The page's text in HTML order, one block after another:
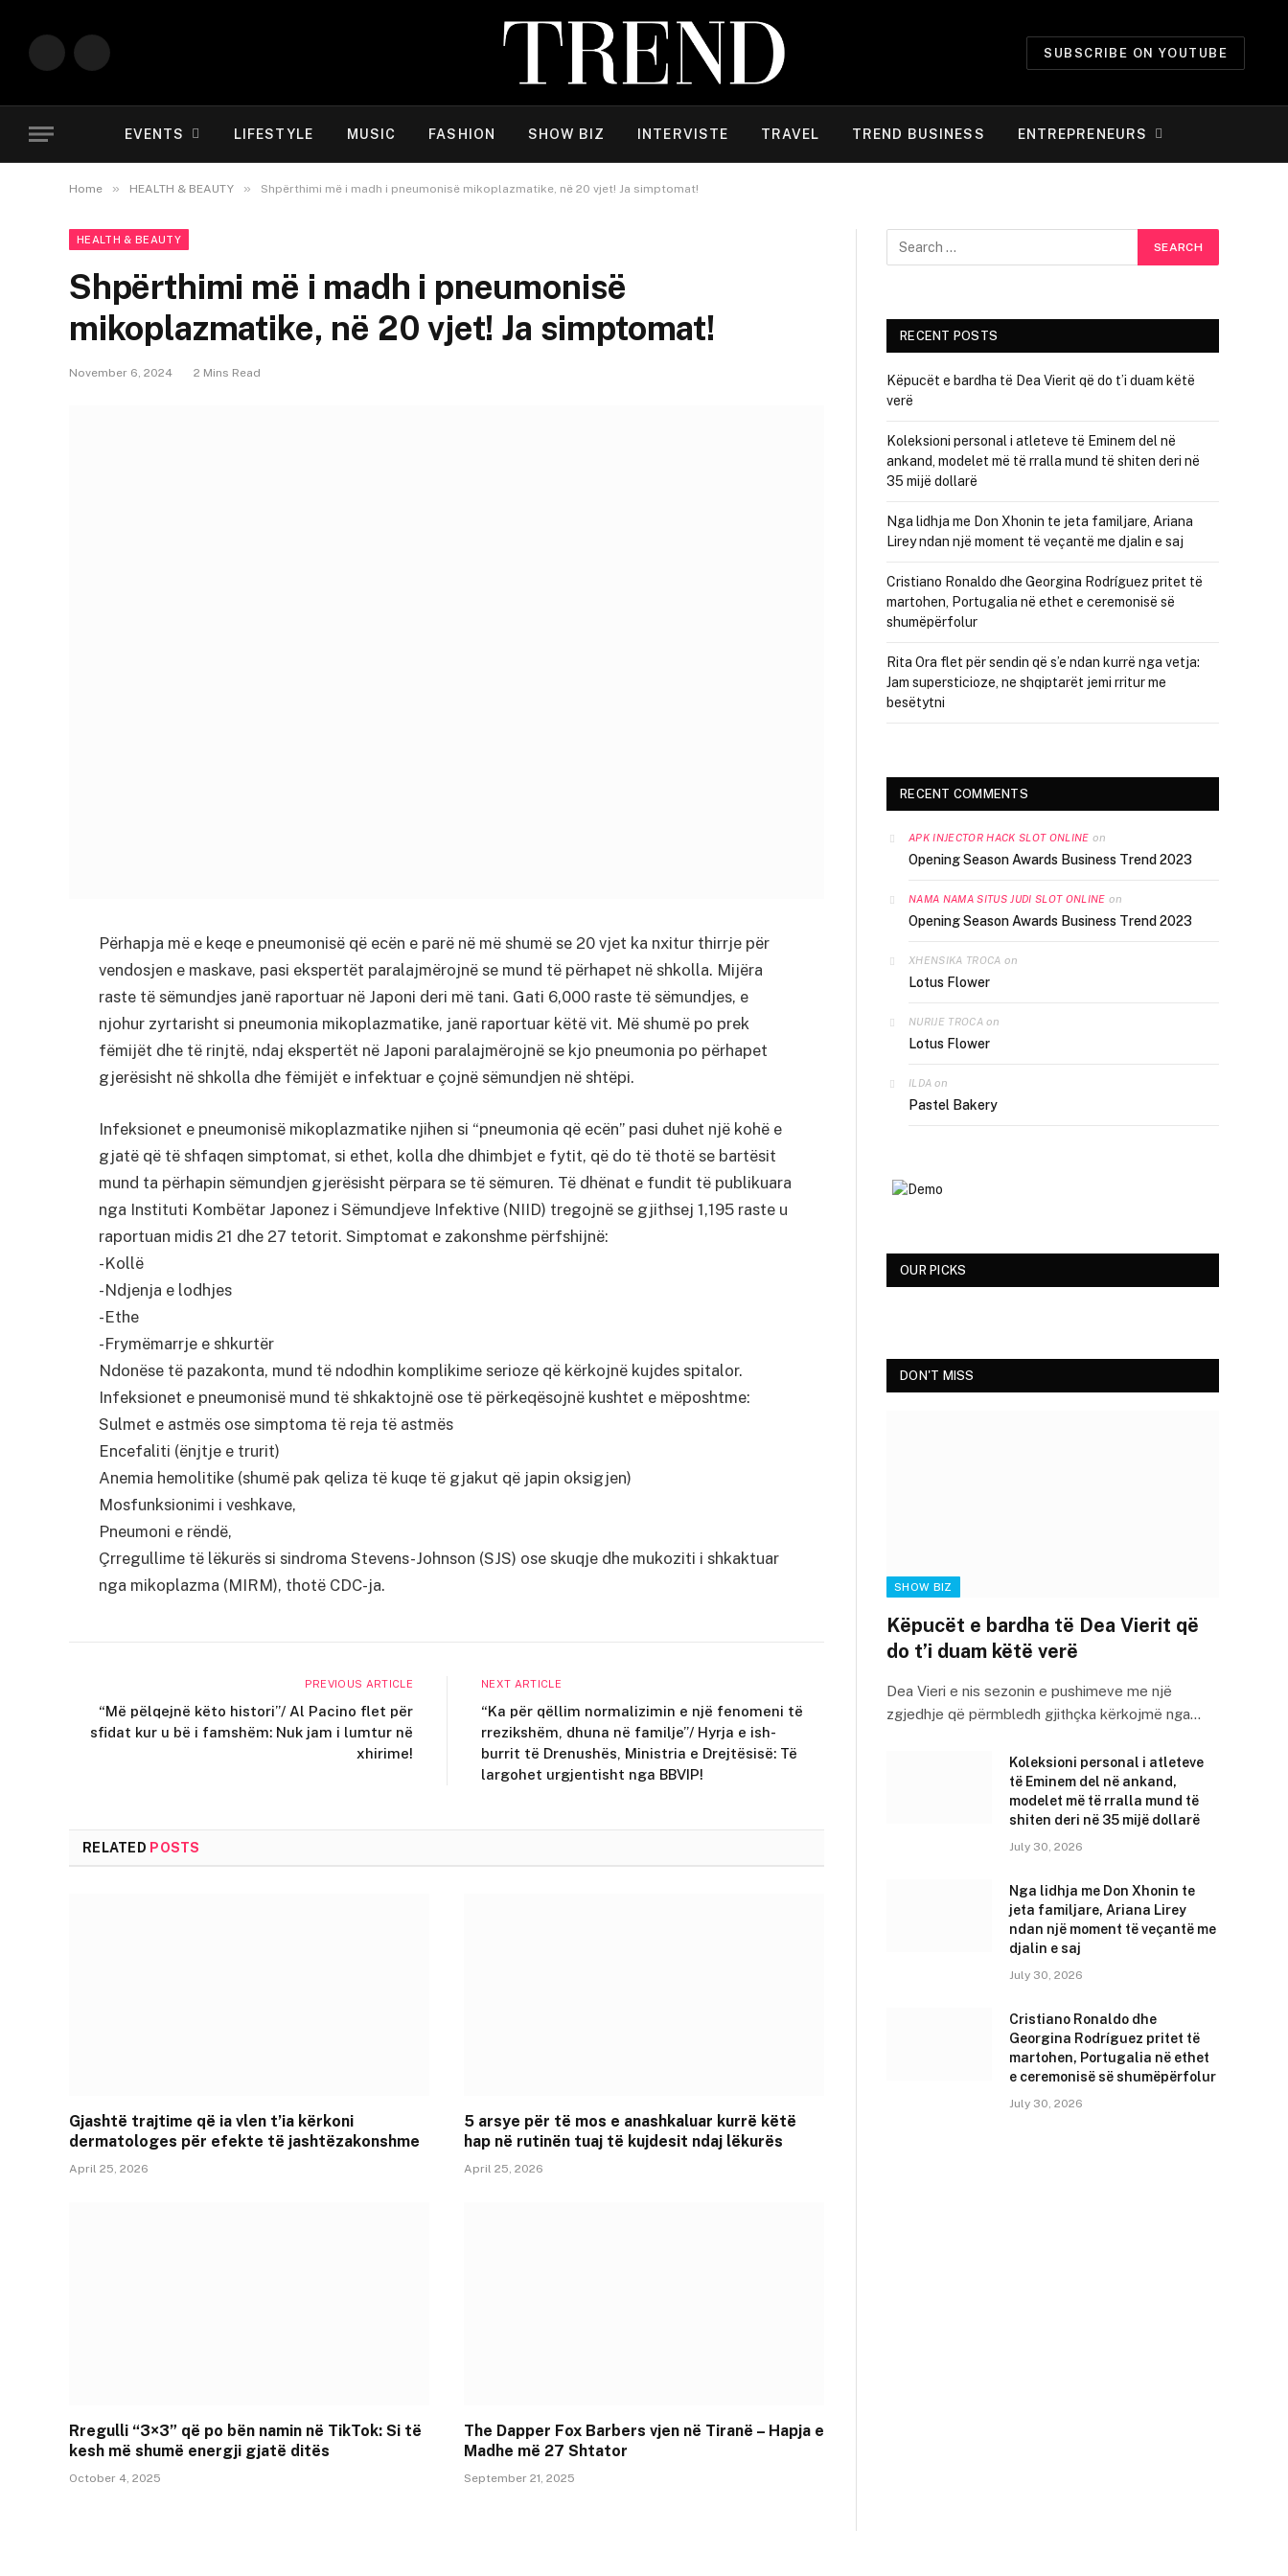
InstagramYouTube
SUBSCRIBE ON YOUTUBE
EVENTS LIFESTYLE MUSIC FASHION SHOW BIZ INTERVISTE TRAVEL TREND BUSINESS ENTREPRENEURS
Home » HEALTH & BEAUTY » Shpërthimi më i madh i pneumonisë mikoplazmatike, në 20 vjet! Ja simptomat!
HEALTH & BEAUTY
Shpërthimi më i madh i pneumonisë
mikoplazmatike, në 20 vjet! Ja simptomat!
November 6, 2024 2 Mins Read
Përhapja më e keqe e pneumonisë që ecën e parë në më shumë se 20 vjet ka nxitur thirrje për
vendosjen e maskave, pasi ekspertët paralajmërojnë se mund të përhapet në shkolla. Mijëra
raste të sëmundjes janë raportuar në Japoni deri më tani. Gati 6,000 raste të sëmundjes, e
njohur zyrtarisht si pneumonia mikoplazmatike, janë raportuar këtë vit. Më shumë po prek
fëmijët dhe të rinjtë, ndaj ekspertët në Japoni paralajmërojnë se kjo pneumonia po përhapet
gjerësisht në shkolla dhe fëmijët e infektuar e çojnë sëmundjen në shtëpi.
Infeksionet e pneumonisë mikoplazmatike njihen si “pneumonia që ecën” pasi duhet një kohë e
gjatë që të shfaqen simptomat, si ethet, kolla dhe dhimbjet e fytit, që do të thotë se bartësit
mund ta përhapin sëmundjen gjerësisht përpara se të sëmuren. Të dhënat e fundit të publikuara
nga Instituti Kombëtar Japonez i Sëmundjeve Infektive (NIID) tregojnë se gjithsej 1,195 raste u
raportuan midis 21 dhe 27 tetorit. Simptomat e zakonshme përfshijnë:
-Kollë
-Ndjenja e lodhjes
-Ethe
-Frymëmarrje e shkurtër
Ndonëse të pazakonta, mund të ndodhin komplikime serioze që kërkojnë kujdes spitalor.
Infeksionet e pneumonisë mund të shkaktojnë ose të përkeqësojnë kushtet e mëposhtme:
Sulmet e astmës ose simptoma të reja të astmës
Encefaliti (ënjtje e trurit)
Anemia hemolitike (shumë pak qeliza të kuqe të gjakut që japin oksigjen)
Mosfunksionimi i veshkave,
Pneumoni e rëndë,
Çrregullime të lëkurës si sindroma Stevens-Johnson (SJS) ose skuqje dhe mukoziti i shkaktuar
nga mikoplazma (MIRM), thotë CDC-ja.
PREVIOUS ARTICLE
“Më pëlqejnë këto histori”/ Al Pacino flet për
sfidat kur u bë i famshëm: Nuk jam i lumtur në
xhirime!
NEXT ARTICLE
“Ka për qëllim normalizimin e një fenomeni të
rrezikshëm, dhuna në familje”/ Hyrja e ish-
burrit të Drenushës, Ministria e Drejtësisë: Të
largohet urgjentisht nga BBVIP!
RELATED POSTS
Gjashtë trajtime që ia vlen t’ia kërkoni
dermatologes për efekte të jashtëzakonshme
April 25, 2026
5 arsye për të mos e anashkaluar kurrë këtë
hap në rutinën tuaj të kujdesit ndaj lëkurës
April 25, 2026
Rregulli “3×3” që po bën namin në TikTok: Si të
kesh më shumë energji gjatë ditës
October 4, 2025
The Dapper Fox Barbers vjen në Tiranë – Hapja e
Madhe më 27 Shtator
September 21, 2025
RECENT POSTS
Këpucët e bardha të Dea Vierit që do t’i duam këtë
verë
Koleksioni personal i atleteve të Eminem del në
ankand, modelet më të rralla mund të shiten deri në
35 mijë dollarë
Nga lidhja me Don Xhonin te jeta familjare, Ariana
Lirey ndan një moment të veçantë me djalin e saj
Cristiano Ronaldo dhe Georgina Rodríguez pritet të
martohen, Portugalia në ethet e ceremonisë së
shumëpërfolur
Rita Ora flet për sendin që s’e ndan kurrë nga vetja:
Jam supersticioze, ne shqiptarët jemi rritur me
besëtytni
RECENT COMMENTS
APK INJECTOR HACK SLOT ONLINE on
Opening Season Awards Business Trend 2023
NAMA NAMA SITUS JUDI SLOT ONLINE on
Opening Season Awards Business Trend 2023
XHENSIKA TROCA on
Lotus Flower
NURIJE TROCAon
Lotus Flower
ILDA on
Pastel Bakery
OUR PICKS
DON'T MISS
SHOW BIZ
Këpucët e bardha të Dea Vierit që
do t’i duam këtë verë
Dea Vieri e nis sezonin e pushimeve me një
zgjedhje që përmbledh gjithçka kërkojmë nga…
Koleksioni personal i atleteve
të Eminem del në ankand,
modelet më të rralla mund të
shiten deri në 35 mijë dollarë
July 30, 2026
Nga lidhja me Don Xhonin te
jeta familjare, Ariana Lirey
ndan një moment të veçantë me
djalin e saj
July 30, 2026
Cristiano Ronaldo dhe
Georgina Rodríguez pritet të
martohen, Portugalia në ethet
e ceremonisë së shumëpërfolur
July 30, 2026